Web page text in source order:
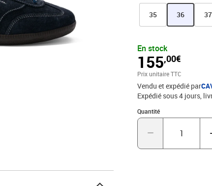
35 36 37
En stock
155,00€
Prix unitaire TTC
Vendu et expédié par
Expédié sous 4 jours
Quantité
Quantité : 1